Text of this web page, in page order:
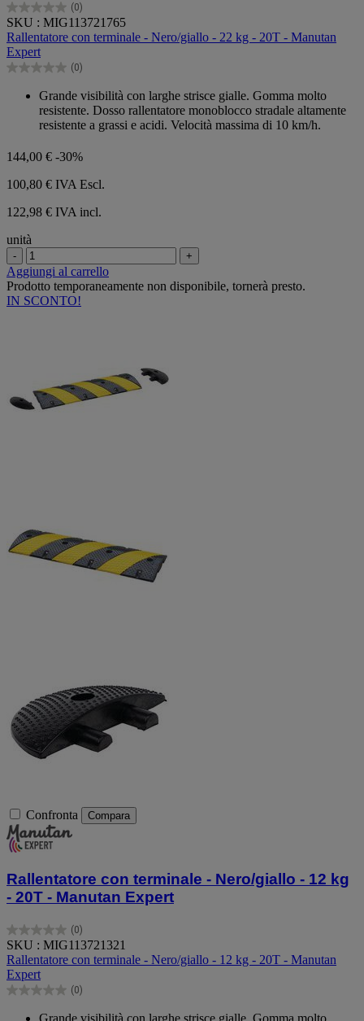
(0)
0.0
su
5
stelle.
SKU : MIG113721765
Rallentatore con terminale - Nero/giallo - 22 kg - 20T - Manutan
Expert
(0)
0.0
Grande visibilità con larghe strisce gialle. Gomma molto
resistente. Dosso rallentatore monoblocco stradale altamente
resistente a grassi e acidi. Velocità massima di 10 km/h.
144,00 € -30%
100,80 € IVA Escl.
122,98 € IVA incl.
unità
- +
Aggiungi al carrello
Prodotto temporaneamente non disponibile, tornerà presto.
IN SCONTO!
Confronta Compara
Rallentatore con terminale - Nero/giallo - 12 kg
- 20T - Manutan Expert
(0)
0.0
su
5
stelle.
SKU : MIG113721321
Rallentatore con terminale - Nero/giallo - 12 kg - 20T - Manutan
Expert
(0)
0.0